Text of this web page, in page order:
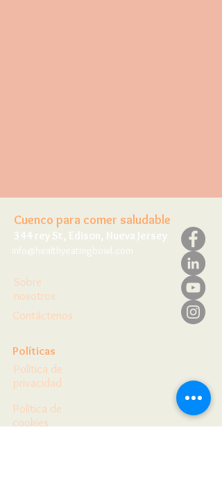
Cuenco para comer saludable
344 rey St, Edison, Nueva Jersey
info@healthyeatingbowl.com
Políticas
Sobre
nosotros
Política de
privacidad
Contáctenos
Política de
cookies